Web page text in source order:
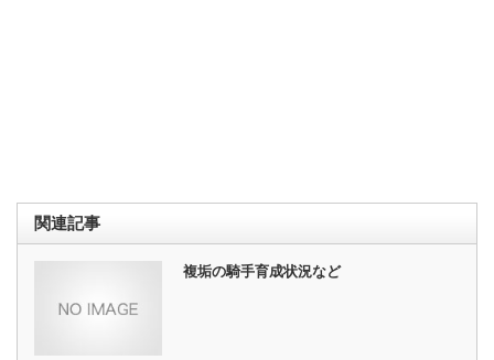
関連記事
複垢の騎手育成状況など